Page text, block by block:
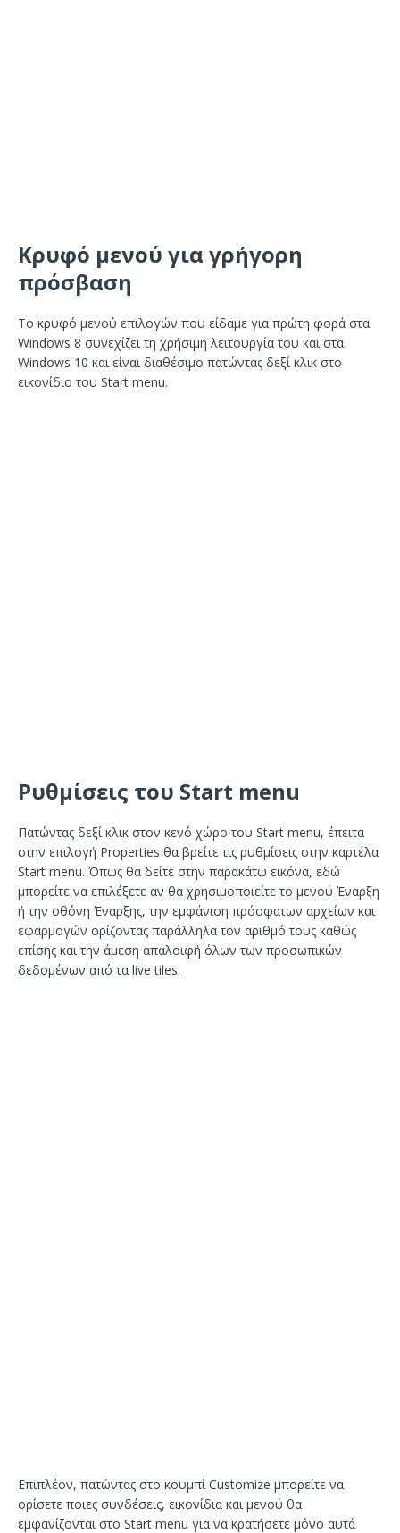
Κρυφό μενού για γρήγορη
πρόσβαση
Το κρυφό μενού επιλογών που είδαμε για πρώτη φορά στα
Windows 8 συνεχίζει τη χρήσιμη λειτουργία του και στα
Windows 10 και είναι διαθέσιμο πατώντας δεξί κλικ στο
εικονίδιο του Start menu.
Ρυθμίσεις του Start menu
Πατώντας δεξί κλικ στον κενό χώρο του Start menu, έπειτα
στην επιλογή Properties θα βρείτε τις ρυθμίσεις στην καρτέλα
Start menu. Όπως θα δείτε στην παρακάτω εικόνα, εδώ
μπορείτε να επιλέξετε αν θα χρησιμοποιείτε το μενού Έναρξη
ή την οθόνη Έναρξης, την εμφάνιση πρόσφατων αρχείων και
εφαρμογών ορίζοντας παράλληλα τον αριθμό τους καθώς
επίσης και την άμεση απαλοιφή όλων των προσωπικών
δεδομένων από τα live tiles.
Επιπλέον, πατώντας στο κουμπί Customize μπορείτε να
ορίσετε ποιες συνδέσεις, εικονίδια και μενού θα
εμφανίζονται στο Start menu για να κρατήσετε μόνο αυτά